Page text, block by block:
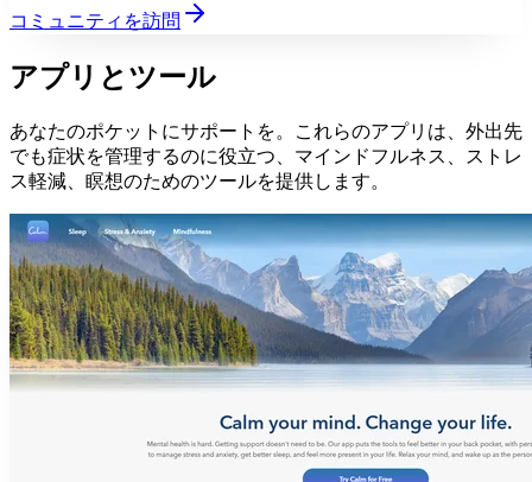
コミュニティを訪問
アプリとツール
あなたのポケットにサポートを。これらのアプリは、外出先
でも症状を管理するのに役立つ、マインドフルネス、ストレ
ス軽減、瞑想のためのツールを提供します。